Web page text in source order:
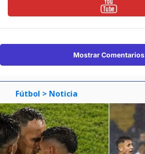
Mostrar Comentarios
Fútbol > Noticia